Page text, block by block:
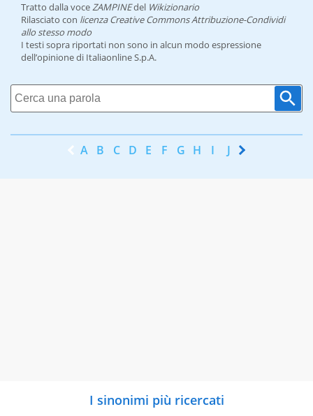
Tratto dalla voceZAMPINEdel Wikizionario
Rilasciato con licenza Creative Commons Attribuzione-Condividi
allo stesso modo
I testi sopra riportati non sono in alcun modo espressione
dell’opinione di Italiaonline S.p.A.
A B C D E F G H I J K
I sinonimi più ricercati